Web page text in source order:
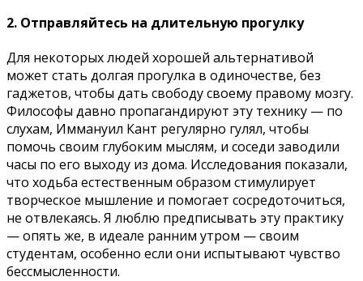
2. Отправляйтесь на длительную прогулку
Для некоторых людей хорошей альтернативой
может стать долгая прогулка в одиночестве, без
гаджетов, чтобы дать свободу своему правому мозгу.
Философы давно пропагандируют эту технику — по
слухам, Иммануил Кант регулярно гулял, чтобы
помочь своим глубоким мыслям, и соседи заводили
часы по его выходу из дома. Исследования показали,
что ходьба естественным образом стимулирует
творческое мышление и помогает сосредоточиться,
не отвлекаясь. Я люблю предписывать эту практику
— опять же, в идеале ранним утром — своим
студентам, особенно если они испытывают чувство
бессмысленности.